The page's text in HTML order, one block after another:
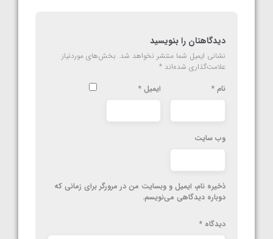
دیدگاهتان را بنویسید
نشانی ایمیل شما منتشر نخواهد شد. بخش‌های موردنیاز
علامت‌گذاری شده‌اند *
نام * ایمیل *
وب‌ سایت
ذخیره نام، ایمیل و وبسایت من در مرورگر برای زمانی که
دوباره دیدگاهی می‌نویسم.
دیدگاه *